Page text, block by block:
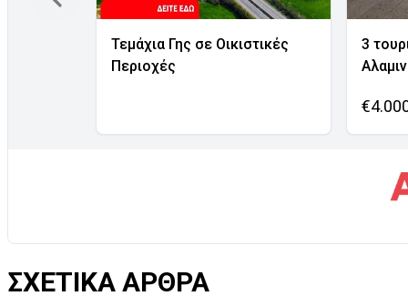
Τεμάχια Γης σε Οικιστικές
Περιοχές
3
ΣΧΕΤΙΚΑ ΑΡΘΡΑ